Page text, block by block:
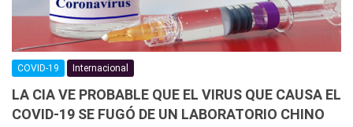
COVID-19 Internacional
LA CIA VE PROBABLE QUE EL VIRUS QUE CAUSA EL
COVID-19 SE FUGÓ DE UN LABORATORIO CHINO